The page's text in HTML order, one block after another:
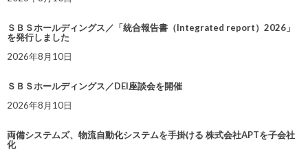
ＳＢＳホールディングス／「統合報告書（Integrated report）2026」
を発行しました
2026年8月10日
ＳＢＳホールディングス／DEI座談会を開催
2026年8月10日
両備システムズ、物流自動化システムを手掛ける 株式会社APTを子会社
化